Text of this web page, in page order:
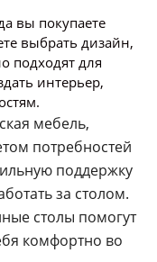
вы покупаете
выбрать дизайн,
подходят для
интерьер,
мебель,
потребностей
поддержку
за столом.
столы помогут
комфортно во